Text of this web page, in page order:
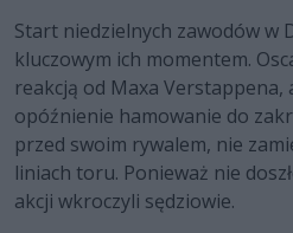
Start niedzielnych zawodów w
kluczowym ich momentem.
reakcją od Maxa Verstappena,
opóźnienie hamowanie do
przed swoim rywalem, nie
liniach toru. Ponieważ nie
akcji wkroczyli sędziowie.